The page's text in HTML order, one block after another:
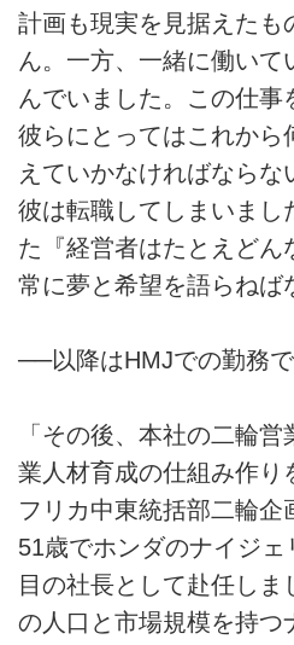
計画も現実を見据えたも
ん。一方、一緒に働いて
んでいました。この仕事
彼らにとってはこれから
えていかなければならな
彼は転職してしまいまし
た『経営者はたとえどん
常に夢と希望を語らねば
──以降はHMJでの勤務で
「その後、本社の二輪
業人材育成の仕組み作り
フリカ中東統括部二輪企
51歳でホンダのナイジ
目の社長として赴任し
の人口と市場規模を持つ